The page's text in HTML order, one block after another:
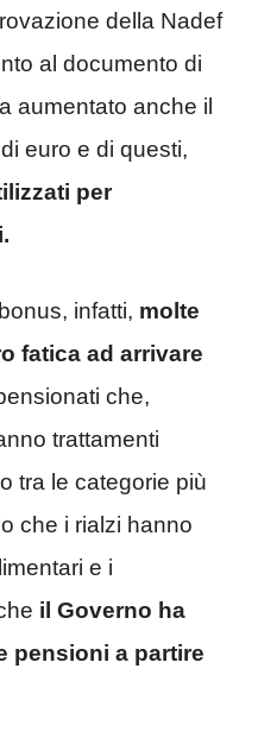
della Nadef
al documento di
aumentato anche il
euro e di questi,
per
infatti, molte
fatica ad arrivare
che,
trattamenti
tra le categorie più
che i rialzi hanno
e i
il Governo ha
pensioni a partire